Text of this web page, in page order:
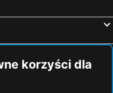
korzyści dla